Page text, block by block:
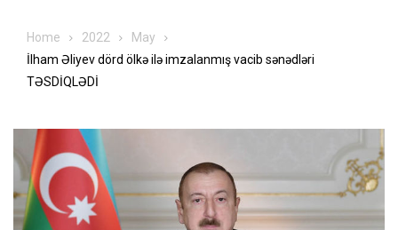
Home 2022
May
İlham Əliyev dörd ölkə ilə imzalanmış vacib sənədləri
TƏSDİQLƏDİ